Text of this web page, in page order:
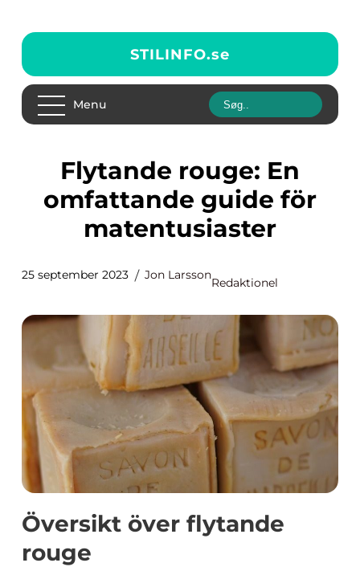
STILINFO.se
Menu
Flytande rouge: En
omfattande guide för
matentusiaster
25 september 2023 Jon Larsson
Redaktionel
Översikt över flytande
rouge